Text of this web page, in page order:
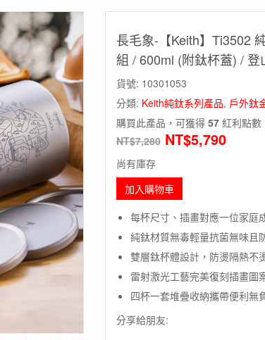
長毛象-【Keith】Ti3502
組 / 600ml (附鈦杯蓋) /
貨號: 10301053
分類: Keith純鈦系列產品, 戶外鈦
購買此產品，可獲得 57紅利點數
NT$7,280 NT$5,790
尚有庫存
加入購物車
每杯尺寸、插畫對應一位家庭
純鈦材質無毒輕量抗菌無味且
雙層鈦杯體設計，防燙隔熱不
雷射激光工藝完美復刻插畫圖
四杯一套堆疊收納攜帶便利無
分享給朋友: